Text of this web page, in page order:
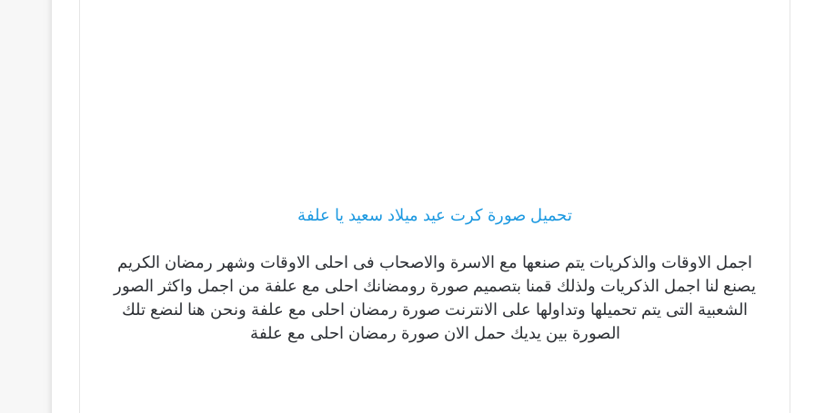
تحميل صورة كرت عيد ميلاد سعيد يا علفة
اجمل الاوقات والذكريات يتم صنعها مع الاسرة والاصحاب فى احلى الاوقات وشهر رمضان الكريم
يصنع لنا اجمل الذكريات ولذلك قمنا بتصميم صورة رومضانك احلى مع علفة من اجمل واكثر الصور
الشعبية التى يتم تحميلها وتداولها على الانترنت صورة رمضان احلى مع علفة ونحن هنا لنضع تلك
الصورة بين يديك حمل الان صورة رمضان احلى مع علفة